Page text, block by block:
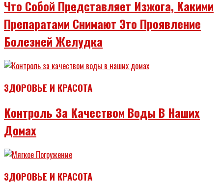
Что Собой Представляет Изжога, Какими
Препаратами Снимают Это Проявление
Болезней Желудка
ЗДОРОВЬЕ И КРАСОТА
Контроль За Качеством Воды В Наших
Домах
ЗДОРОВЬЕ И КРАСОТА